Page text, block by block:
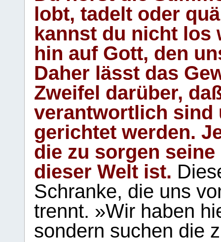
lobt, tadelt oder
kannst du nicht los
hin auf Gott, den
Daher lässt das
Zweifel darüber,
verantwortlich sind
gerichtet werden.
die zu sorgen
dieser Welt ist.
Schranke, die uns
trennt. »Wir haben
sondern suchen die